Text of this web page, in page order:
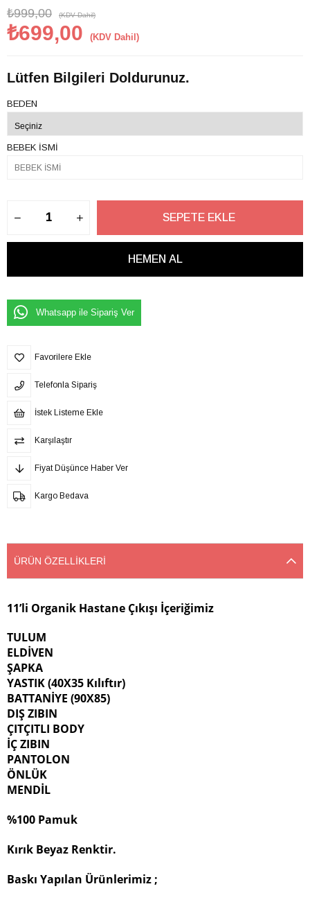
₺999,00 (KDV Dahil)
₺699,00 (KDV Dahil)
Lütfen Bilgileri Doldurunuz.
BEDEN
BEBEK İSMİ
Whatsapp ile Sipariş Ver
Favorilere Ekle
Telefonla Sipariş
İstek Listeme Ekle
Karşılaştır
Fiyat Düşünce Haber Ver
Kargo Bedava
ÜRÜN ÖZELLIKLERI
11’li Organik Hastane Çıkışı İçeriğimiz
TULUM
ELDİVEN
ŞAPKA
YASTIK (40X35 Kılıftır)
BATTANİYE (90X85)
DIŞ ZIBIN
ÇITÇITLI BODY
İÇ ZIBIN
PANTOLON
ÖNLÜK
MENDİL
%100 Pamuk
Kırık Beyaz Renktir.
Baskı Yapılan Ürünlerimiz ;